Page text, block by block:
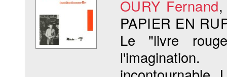
OURY Fernand
PAPIER EN
Le "livre